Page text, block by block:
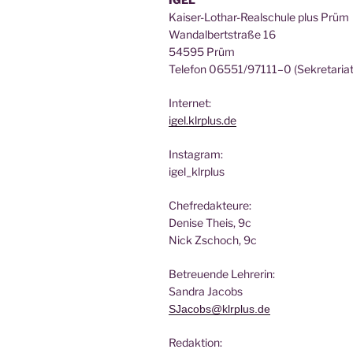
Kai­ser-Lothar-Real­schu­le plus Prüm
Wan­dal­bert­stra­ße 16
54595 Prüm
Tele­fon 06551/97111–0
Inter­net:
igel.klrplus.de
Insta­gram:
igel_klrplus
Chef­re­dak­teu­re:
Deni­se Theis, 9c
Nick Zscho­ch, 9c
Betreu­en­de Lehrerin:
San­dra Jacobs
SJacobs@klrplus.de
Redak­ti­on: